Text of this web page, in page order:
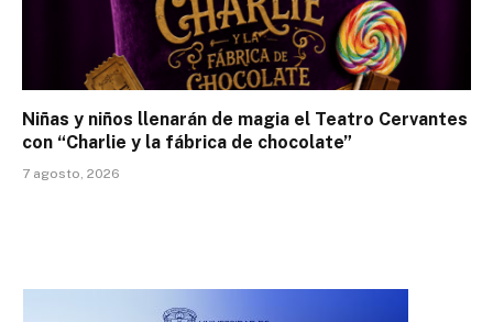
Niñas y niños llenarán de magia el Teatro Cervantes
con “Charlie y la fábrica de chocolate”
7 agosto, 2026